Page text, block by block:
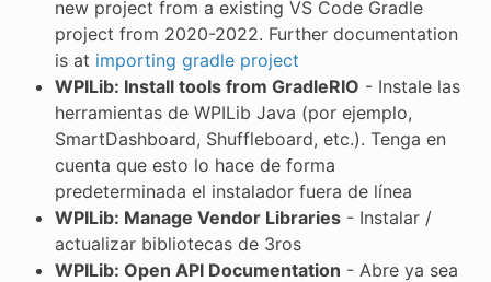
new project from a existing VS Code Gradle
project from 2020-2022. Further documentation
is at importing gradle project
WPILib: Install tools from GradleRIO - Instale las
herramientas de WPILib Java (por ejemplo,
SmartDashboard, Shuffleboard, etc.). Tenga en
cuenta que esto lo hace de forma
predeterminada el instalador fuera de línea
WPILib: Manage Vendor Libraries- Instalar /
actualizar bibliotecas de 3ros
WPILib: Open API Documentation - Abre ya sea